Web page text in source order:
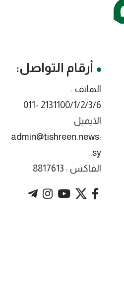
أرقام التواصل:
الهاتف :
2131100/1/2/3/6 -011
الايميل
:admin@tishreen.news
.sy
الفاكس : 8817613